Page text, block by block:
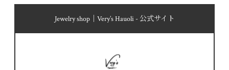
Jewelry shop｜Very’s Hauoli - 公式サイト